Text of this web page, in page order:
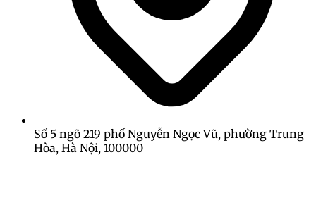
Số 5 ngõ 219 phố Nguyễn Ngọc Vũ, phường Trung
Hòa, Hà Nội, 100000